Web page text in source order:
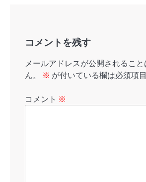
コメントを残す
メールアドレスが公開されるこ
ん。
※ が付いている欄は必須項
コメント ※